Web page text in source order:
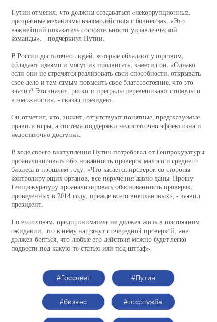
Путин отметил, что должны создаваться «некоррупционные,
прозрачные механизмы взаимодействия с бизнесом». «Это
важнейший показатель состоятельности управленческой
команды», - подчеркнул Путин.
В России достаточно людей, которые обладают упорством,
обладают идеями и могут их продвигать, заметил он. «Однако
если они не стремятся реализовать свои способности, открывать
свое дело и тем самым повысить свое благосостояние, что это
значит? Это значит, риски и преграды перевешивают стимулы и
возможности», - сказал президент.
Он отметил, что, значит, отсутствуют понятные, предсказуемые
правила игры, а система поддержки недостаточно эффективна и
недостаточно доступна.
В ходе своего выступления Путин потребовал от Генпрокуратуры
проанализировать обоснованность проверок малого и среднего
бизнеса в прошлом году. «Что касается проверок со стороны
контролирующих органов, все поручения давно даны. Прошу
Генпрокуратуру проанализировать обоснованность проверок,
проведенных в 2014 году, прежде всего внеплановых», - заявил
президент.
По его словам, предприниматель не должен жить в постоянном
ожидании, что к нему нагрянут с очередной проверкой, «не
должен бояться, что любые его действия можно будет легко
подвести под какую-то статью или под штраф».
#Госсовет #Путин
#бизнес #госслужба